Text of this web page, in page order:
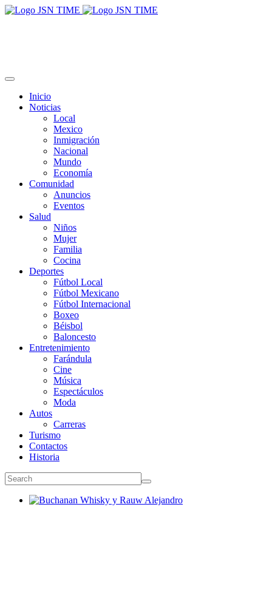
Inicio
Noticias
Local
Mexico
Inmigración
Nacional
Mundo
Economía
Comunidad
Anuncios
Eventos
Salud
Niños
Mujer
Familia
Cocina
Deportes
Fútbol Local
Fútbol Mexicano
Fútbol Internacional
Boxeo
Béisbol
Baloncesto
Entretenimiento
Farándula
Cine
Música
Espectáculos
Moda
Autos
Carreras
Turismo
Contactos
Historia